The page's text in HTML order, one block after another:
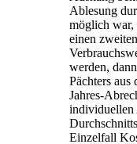
Ablesung
möglich war,
einen
werden,
Pächters aus
Jahres-
individuellen
Einzelfall